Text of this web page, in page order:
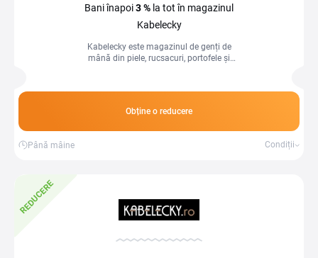
că plătești mai puțin direct la finalizarea comenzii. Verifică
ce reducere este disponibilă momentan și aplică voucherul
în coș înainte de a-ți confirma comanda.
Bani înapoi3 % la tot în magazinul
Kabelecky
Kabelecky este magazinul de genți de
mână din piele, rucsacuri, portofele și
Obține o reducere
Până mâine Condiții
REDUCERE